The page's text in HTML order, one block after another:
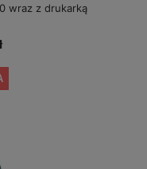
wraz z drukarką